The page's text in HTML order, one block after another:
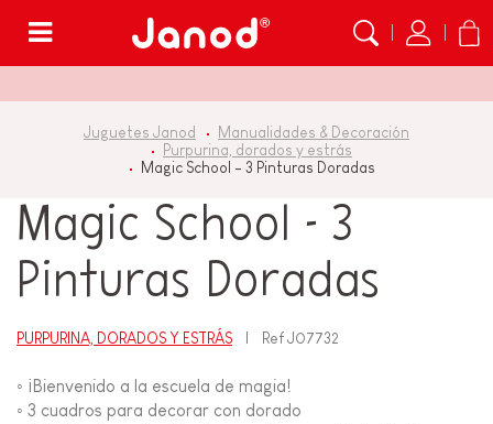
Juguetes Janod
Manualidades & Decoración
Purpurina, dorados y estrás
Magic School - 3 Pinturas Doradas
Magic School - 3
Pinturas Doradas
PURPURINA, DORADOS Y ESTRÁS RefJ07732
◦ ¡Bienvenido a la escuela de magia!
◦ 3 cuadros para decorar con dorado